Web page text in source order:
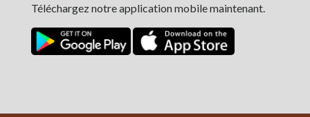
Téléchargez notre application mobile maintenant.